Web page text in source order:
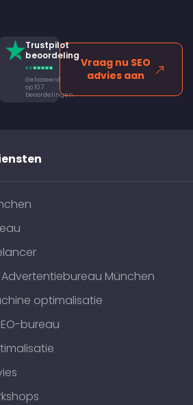
Trustpilot
beoordeling
Gebaseerd
op 107
beoordelingen
Vraag nu SEO
advies aan
München
optimalisatie
bureau